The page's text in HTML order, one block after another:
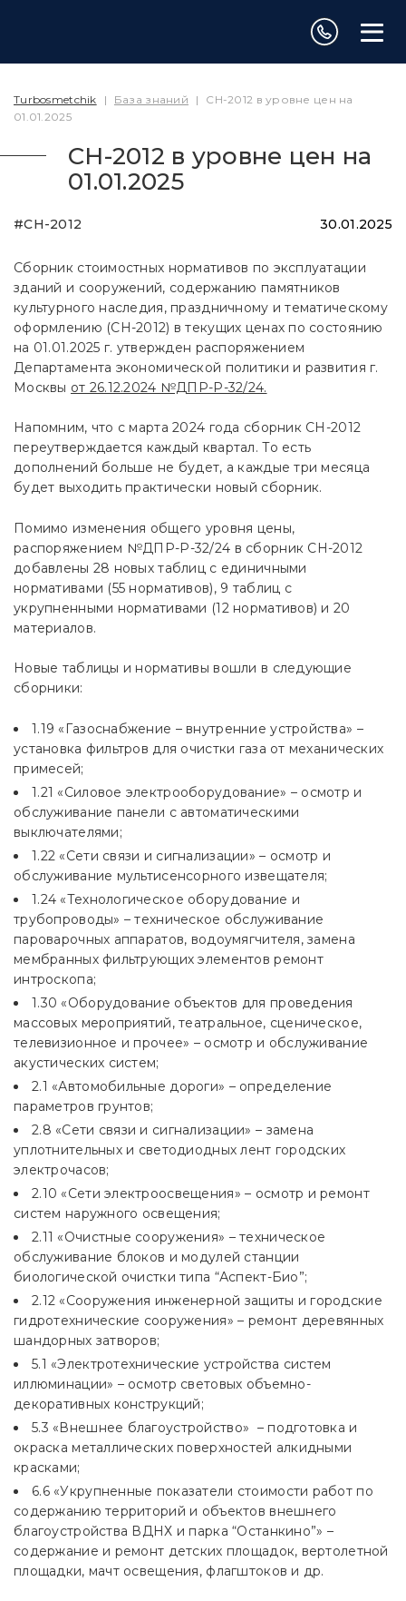
Turbosmetchik | База знаний |
СН-2012 в уровне цен на
01.01.2025
СН-2012 в уровне цен на
01.01.2025
#СН-2012 30.01.2025
Сборник стоимостных нормативов по эксплуатации
зданий и сооружений, содержанию памятников
культурного наследия, праздничному и тематическому
оформлению (СН-2012) в текущих ценах по состоянию
на 01.01.2025 г. утвержден распоряжением
Департамента экономической политики и развития г.
Москвы от 26.12.2024 №ДПР-Р-32/24.
Напомним, что с марта 2024 года сборник СН-2012
переутверждается каждый квартал. То есть
дополнений больше не будет, а каждые три месяца
будет выходить практически новый сборник.
Помимо изменения общего уровня цены,
распоряжением №ДПР-Р-32/24 в сборник СН-2012
добавлены 28 новых таблиц с единичными
нормативами (55 нормативов), 9 таблиц с
укрупненными нормативами (12 нормативов) и 20
материалов.
Новые таблицы и нормативы вошли в следующие
сборники:
1.19 «Газоснабжение – внутренние устройства» –
установка фильтров для очистки газа от механических
примесей;
1.21 «Силовое электрооборудование» – осмотр и
обслуживание панели с автоматическими
выключателями;
1.22 «Сети связи и сигнализации» – осмотр и
обслуживание мультисенсорного извещателя;
1.24 «Технологическое оборудование и
трубопроводы» – техническое обслуживание
пароварочных аппаратов, водоумягчителя, замена
мембранных фильтрующих элементов ремонт
интроскопа;
1.30 «Оборудование объектов для проведения
массовых мероприятий, театральное, сценическое,
телевизионное и прочее» – осмотр и обслуживание
акустических систем;
2.1 «Автомобильные дороги» – определение
параметров грунтов;
2.8 «Сети связи и сигнализации» – замена
уплотнительных и светодиодных лент городских
электрочасов;
2.10 «Сети электроосвещения» – осмотр и ремонт
систем наружного освещения;
2.11 «Очистные сооружения» – техническое
обслуживание блоков и модулей станции
биологической очистки типа “Аспект-Био”;
2.12 «Сооружения инженерной защиты и городские
гидротехнические сооружения» – ремонт деревянных
шандорных затворов;
5.1 «Электротехнические устройства систем
иллюминации» – осмотр световых объемно-
декоративных конструкций;
5.3 «Внешнее благоустройство» – подготовка и
окраска металлических поверхностей алкидными
красками;
6.6 «Укрупненные показатели стоимости работ по
содержанию территорий и объектов внешнего
благоустройства ВДНХ и парка “Останкино”» –
содержание и ремонт детских площадок, вертолетной
площадки, мачт освещения, флагштоков и др.